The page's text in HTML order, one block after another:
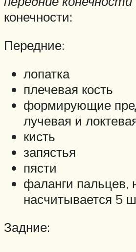
конечности:
Передние:
лопатка
плечевая кость
формирующие
лучевая и
кисть
запястья
пясти
фаланги пальцев,
насчитывается 5
Задние: